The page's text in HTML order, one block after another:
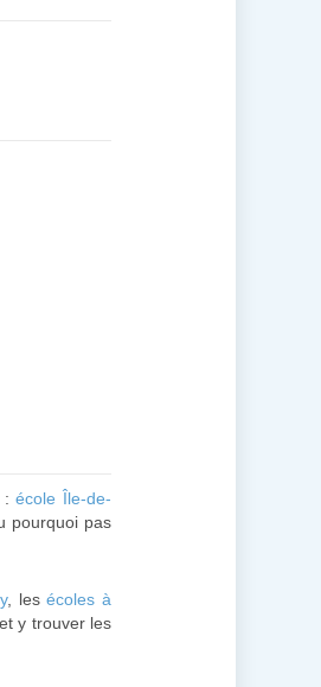
:école Île-de-
pourquoi pas
, lesécoles à
y trouver les